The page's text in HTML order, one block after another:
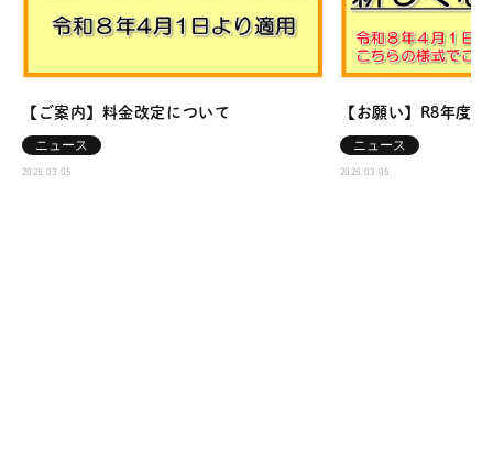
【ご案内】料金改定について
ニュース
2026.03.05
【お願い】R8年度
ニュース
2026.03.05